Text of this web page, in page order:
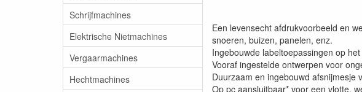
Schrijfmachines
Elektrische Nietmachines
Vergaarmachines
Hechtmachines
Een levensecht afdrukvoorbeeld en
snoeren, buizen, panelen, enz.
Ingebouwde labeltoepassingen op
Vooraf ingestelde ontwerpen voor
Duurzaam en ingebouwd afsnijmesje
Op pc aansluitbaar* voor een vlotte,